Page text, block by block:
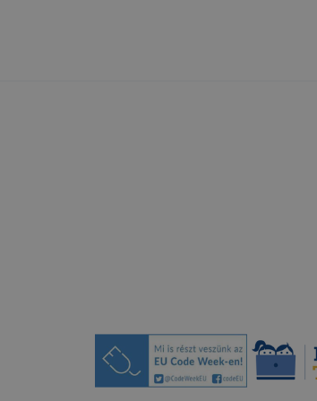
Személyes információk” alatt.
GDPR 6. cikk (1) bekezdés f) pont, azaz az
harmadik fél jogos érdekeinek